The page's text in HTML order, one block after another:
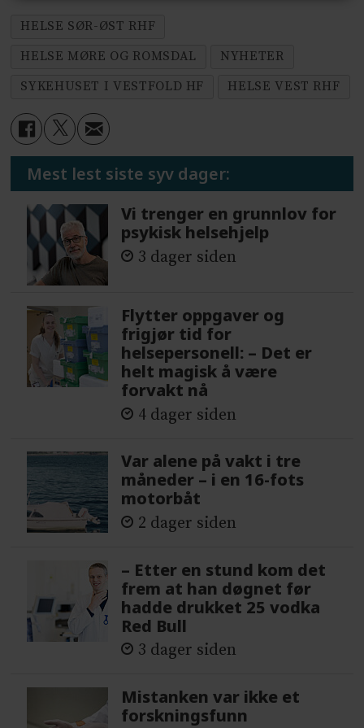
HELSE SØR-ØST RHF
HELSE MØRE OG ROMSDAL
NYHETER
SYKEHUSET I VESTFOLD HF
HELSE VEST RHF
Mest lest siste syv dager:
Vi trenger en grunnlov for
psykisk helsehjelp
3 dager siden
Flytter oppgaver og
frigjør tid for
helsepersonell: – Det er
helt magisk å være
forvakt nå
4 dager siden
Var alene på vakt i tre
måneder – i en 16-fots
motorbåt
2 dager siden
– Etter en stund kom det
frem at han døgnet før
hadde drukket 25 vodka
Red Bull
3 dager siden
Mistanken var ikke et
forskningsfunn